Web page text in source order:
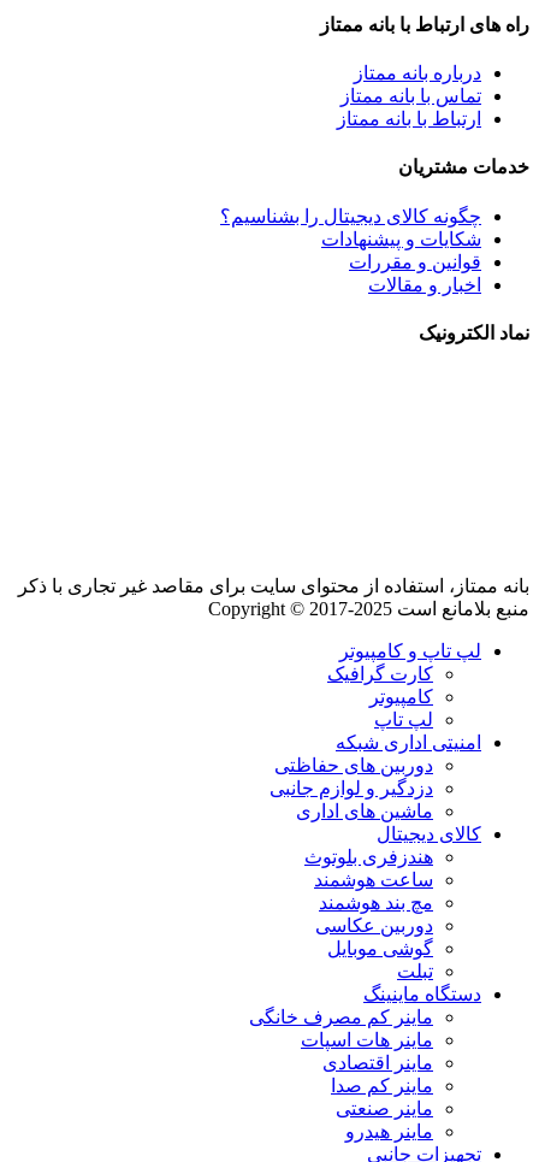
راه های ارتباط با بانه ممتاز
درباره بانه ممتاز
تماس با بانه ممتاز
ارتباط با بانه ممتاز
خدمات مشتریان
چگونه کالای دیجیتال را بشناسیم؟
شکایات و پیشنهادات
قوانین و مقررات
اخبار و مقالات
نماد الکترونیک
بانه ممتاز، استفاده از محتوای سایت برای مقاصد غیر تجاری با ذکر
منبع بلامانع است Copyright © 2017-2025
لپ تاپ و کامپیوتر
کارت گرافیک
کامپیوتر
لپ تاپ
امنیتی اداری شبکه
دوربین های حفاظتی
دزدگیر و لوازم جانبی
ماشین های اداری
کالای دیجیتال
هندزفری بلوتوث
ساعت هوشمند
مچ بند هوشمند
دوربین عکاسی
گوشی موبایل
تبلت
دستگاه ماینینگ
ماینر کم مصرف خانگی
ماینر هات اسپات
ماینر اقتصادی
ماینر کم‌ صدا
ماینر صنعتی
ماینر هیدرو
تجهیزات جانبی